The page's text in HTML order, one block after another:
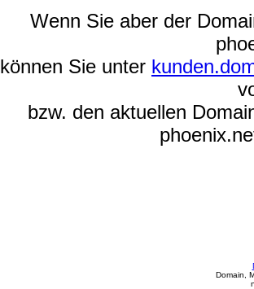
Wenn Sie aber der
können Sie unter
bzw. den aktuellen
Domain,